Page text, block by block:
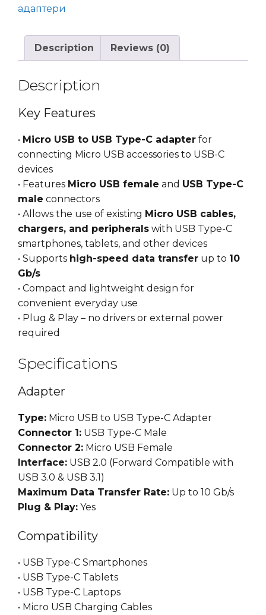
to
(MF/CM)
адаптери
Description Reviews (0)
Description
Key Features
• Micro USB to USB Type-C adapter for
connecting Micro USB accessories to USB-C
devices
• Features Micro USB female and USB Type-C
male connectors
• Allows the use of existing Micro USB cables,
chargers, and peripherals with USB Type-C
smartphones, tablets, and other devices
• Supports high-speed data transfer up to 10
Gb/s
• Compact and lightweight design for
convenient everyday use
• Plug & Play – no drivers or external power
required
Specifications
Adapter
Type: Micro USB to USB Type-C Adapter
Connector 1: USB Type-C Male
Connector 2: Micro USB Female
Interface: USB 2.0 (Forward Compatible with
USB 3.0 & USB 3.1)
Maximum Data Transfer Rate: Up to 10 Gb/s
Plug & Play: Yes
Compatibility
• USB Type-C Smartphones
• USB Type-C Tablets
• USB Type-C Laptops
• Micro USB Charging Cables